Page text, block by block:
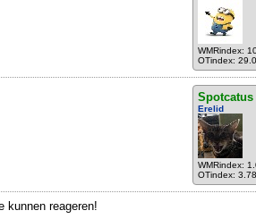
WMRindex:
OTindex:
Spotcatus
Erelid
WMRindex:
OTindex:
kunnen reageren!